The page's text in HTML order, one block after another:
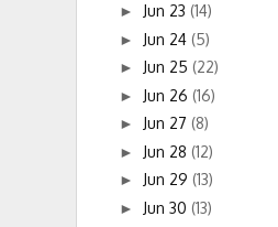
► Jun 23 (14)
► Jun 24 (5)
► Jun 25 (22)
► Jun 26 (16)
► Jun 27 (8)
► Jun 28 (12)
► Jun 29 (13)
► Jun 30 (13)